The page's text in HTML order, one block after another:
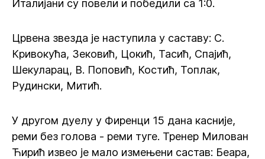
Италијани су повели и победили са 1:0.
Црвена звезда је наступила у саставу: С.
Кривокућа, Зековић, Цокић, Тасић, Спајић,
Шекуларац, В. Поповић, Костић, Топлак,
Рудински, Митић.
У другом дуелу у Фиренци 15 дана касније,
реми без голова - реми туге. Тренер Милован
Ћирић извео је мало измењени састав: Беара,